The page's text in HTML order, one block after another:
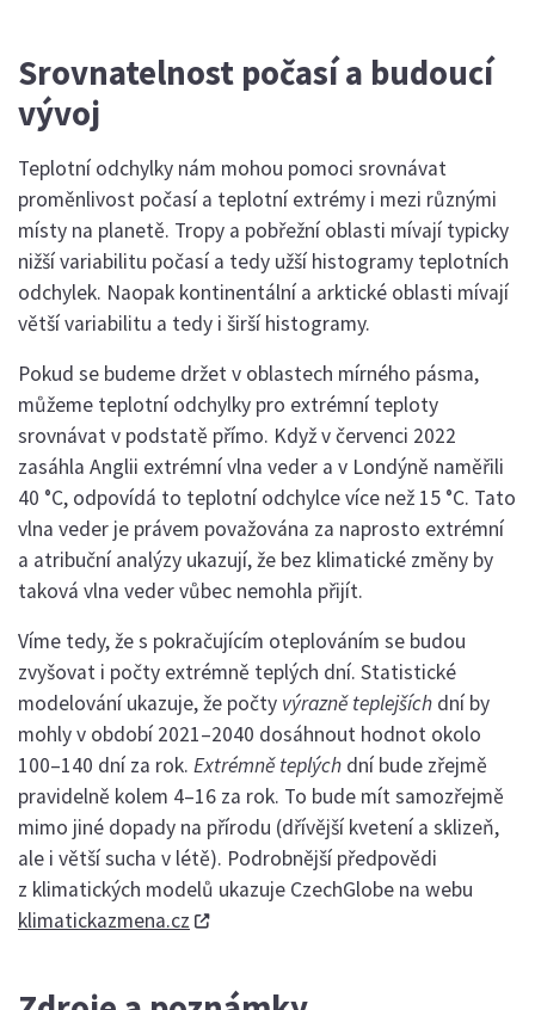
Srovnatelnost počasí a budoucí
vývoj
Teplotní odchylky nám mohou pomoci srovnávat
proměnlivost počasí a teplotní extrémy i mezi různými
místy na planetě. Tropy a pobřežní oblasti mívají typicky
nižší variabilitu počasí a tedy užší histogramy teplotních
odchylek. Naopak kontinentální a arktické oblasti mívají
větší variabilitu a tedy i širší histogramy.
Pokud se budeme držet v oblastech mírného pásma,
můžeme teplotní odchylky pro extrémní teploty
srovnávat v podstatě přímo. Když v červenci 2022
zasáhla Anglii extrémní vlna veder a v Londýně naměřili
40 °C, odpovídá to teplotní odchylce více než 15 °C. Tato
vlna veder je právem považována za naprosto extrémní
a atribuční analýzy ukazují, že bez klimatické změny by
taková vlna veder vůbec nemohla přijít.
Víme tedy, že s pokračujícím oteplováním se budou
zvyšovat i počty extrémně teplých dní. Statistické
modelování ukazuje, že počty výrazně teplejších dní by
mohly v období 2021–2040 dosáhnout hodnot okolo
100–140 dní za rok. Extrémně teplých dní bude zřejmě
pravidelně kolem 4–16 za rok. To bude mít samozřejmě
mimo jiné dopady na přírodu (dřívější kvetení a sklizeň,
ale i větší sucha v létě). Podrobnější předpovědi
z klimatických modelů ukazuje CzechGlobe na webu
klimatickazmena.cz